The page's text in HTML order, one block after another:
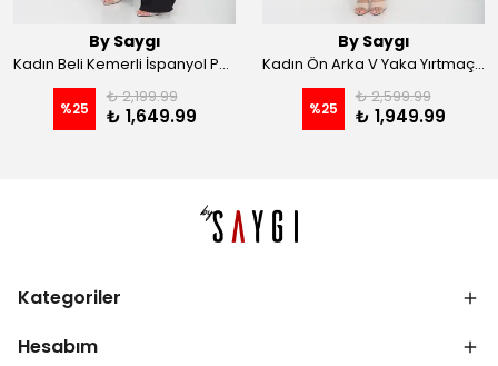
By Saygı
Kadın Beli Kemerli İspanyol Paça Likralı Krep Pantolon - Kahve
%25
₺ 2,199.99
₺ 1,649.99
By Saygı
Kadın Ön Arka V Yaka Yırtmaçlı Likralı Scuba Midi Elbise - Siyah
%25
₺ 2,599.99
₺ 1,949.99
Kategoriler
Hesabım